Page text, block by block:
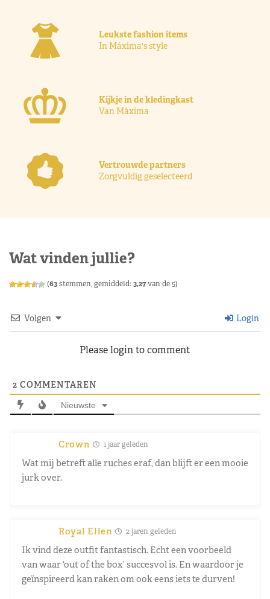
Leukste fashion items
In Máxima's style
Kijkje in de kledingkast
Van Máxima
Vertrouwde partners
Zorgvuldig geselecteerd
Wat vinden jullie?
(63stemmen, gemiddeld: 3,27van de 5)
Volgen Login
Please login to comment
2 COMMENTAREN
Nieuwste
Crown 1 jaar geleden
Wat mij betreft alle ruches eraf, dan blijft er een mooie
jurk over.
Royal Ellen 2 jaren geleden
Ik vind deze outfit fantastisch. Echt een voorbeeld
van waar ‘out of the box’ succesvol is. En waardoor je
geïnspireerd kan raken om ook eens iets te durven!